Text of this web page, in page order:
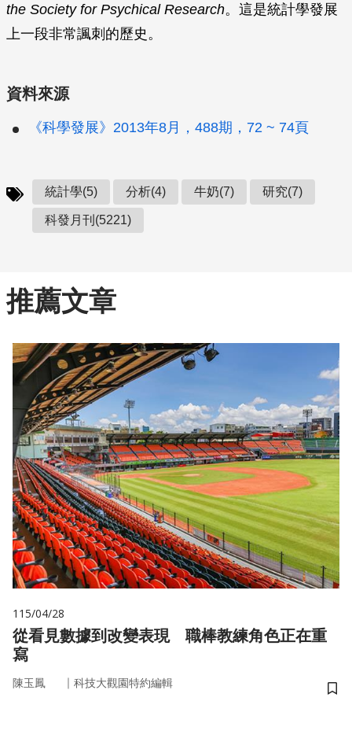
the Society for Psychical Research。這是統計學發展
上一段非常諷刺的歷史。
資料來源
《科學發展》2013年8月，488期，72 ~ 74頁
統計學(5) 分析(4) 牛奶(7) 研究(7)
科發月刊(5221)
推薦文章
115/04/28
從看見數據到改變表現 職棒教練角色正在重
寫
陳玉鳳 ｜ 科技大觀園特約編輯
儲